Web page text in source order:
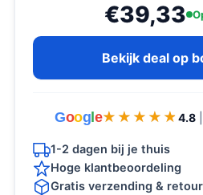
€39,33
Bekijk deal op
Goog e★★★★★
★★★★★ 4.8
1-2 dagen bij je thuis
Hoge klantbeoordeling
Gratis verzending &